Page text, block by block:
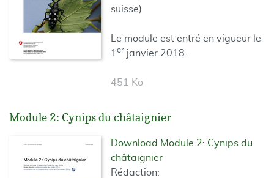
suisse)
Le module est entré en vigueur le
1 er janvier 2018.
451 Ko
Module 2: Cynips du châtaignier
Download Module 2: Cynips du
châtaignier
Rédaction: